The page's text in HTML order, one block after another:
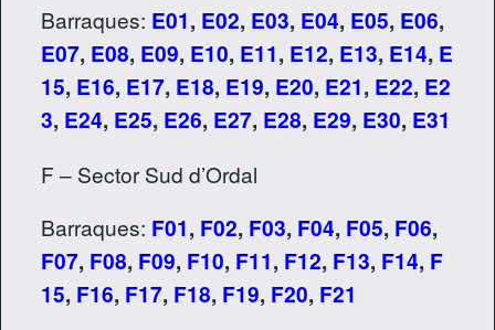
Barraques: E01, E02, E03, E04, E05, E06,
E07, E08, E09, E10, E11, E12, E13, E14, E
15, E16, E17, E18, E19, E20, E21, E22, E2
3, E24, E25, E26, E27, E28, E29, E30, E31
F – Sector Sud d’Ordal
Barraques: F01, F02, F03, F04, F05, F06,
F07, F08, F09, F10, F11, F12, F13, F14, F
15, F16, F17, F18, F19, F20, F21